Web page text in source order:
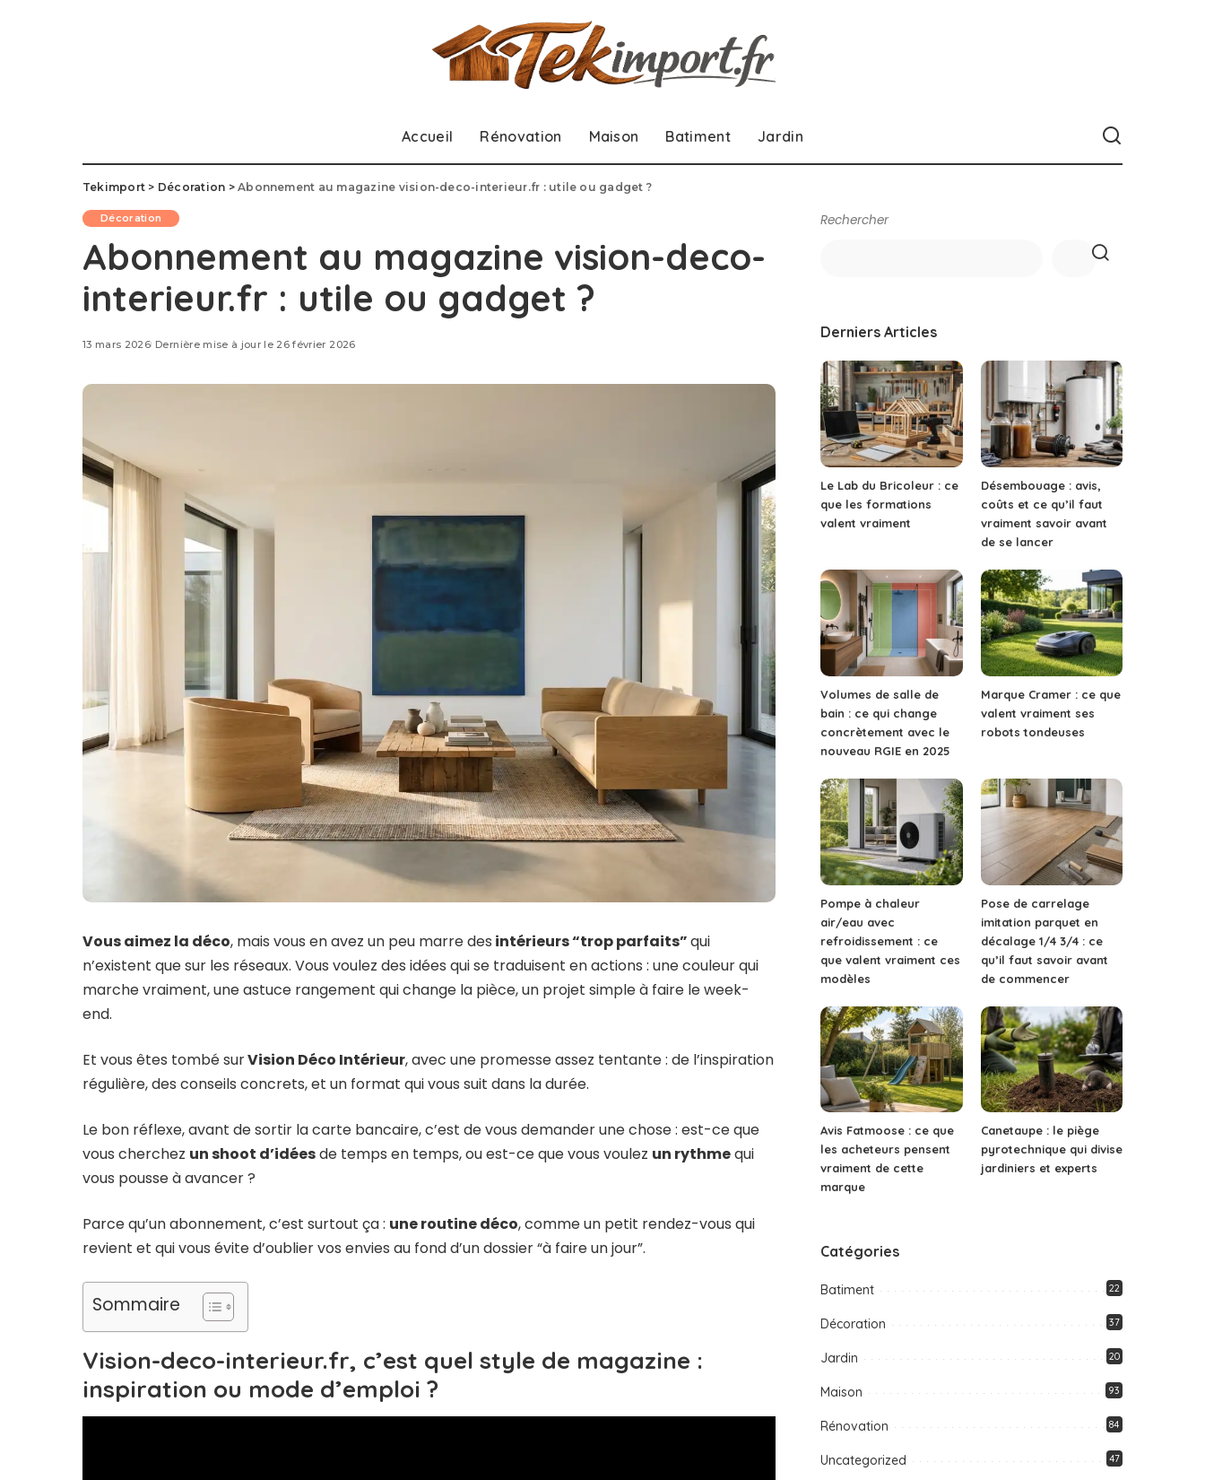
Accueil Rénovation Maison Batiment Jardin
Tekimport > Décoration >Abonnement au magazine vision-deco-interieur.fr : utile ou gadget ?
Décoration
Abonnement au magazine vision-deco-
interieur.fr : utile ou gadget ?
13 mars 2026 Dernière mise à jour le 26 février 2026
Vous aimez la déco, mais vous en avez un peu marre des intérieurs “trop parfaits”qui
n’existent que sur les réseaux. Vous voulez des idées qui se traduisent en actions : une couleur qui
marche vraiment, une astuce rangement qui change la pièce, un projet simple à faire le week-
end.
Et vous êtes tombé surVision Déco Intérieur, avec une promesse assez tentante : de l’inspiration
régulière, des conseils concrets, et un format qui vous suit dans la durée.
Le bon réflexe, avant de sortir la carte bancaire, c’est de vous demander une chose : est-ce que
vous cherchez un shoot d’idéesde temps en temps, ou est-ce que vous voulez un rythmequi
vous pousse à avancer ?
Parce qu’un abonnement, c’est surtout ça : une routine déco, comme un petit rendez-vous qui
revient et qui vous évite d’oublier vos envies au fond d’un dossier “à faire un jour”.
Sommaire
Vision-deco-interieur.fr, c’est quel style de magazine :
inspiration ou mode d’emploi ?
Rechercher
Derniers Articles
Le Lab du Bricoleur : ce
que les formations
valent vraiment
Désembouage : avis,
coûts et ce qu’il faut
vraiment savoir avant
de se lancer
Volumes de salle de
bain : ce qui change
concrètement avec le
nouveau RGIE en 2025
Marque Cramer : ce que
valent vraiment ses
robots tondeuses
Pompe à chaleur
air/eau avec
refroidissement : ce
que valent vraiment ces
modèles
Pose de carrelage
imitation parquet en
décalage 1/4 3/4 : ce
qu’il faut savoir avant
de commencer
Avis Fatmoose : ce que
les acheteurs pensent
vraiment de cette
marque
Canetaupe : le piège
pyrotechnique qui divise
jardiniers et experts
Catégories
Batiment 22
Décoration 37
Jardin 20
Maison 93
Rénovation 84
Uncategorized 47